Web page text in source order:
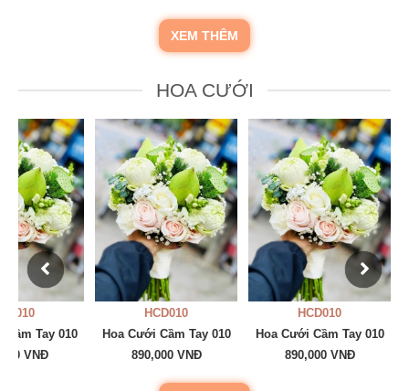
XEM THÊM
HOA CƯỚI
Cầm Tay 010
VNĐ
HCD010
Hoa Cưới Cầm Tay 010
890,000 VNĐ
HCD010
Hoa Cưới Cầm Tay 010
890,000 VNĐ